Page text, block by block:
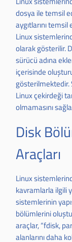
dosya ile temsil
aygıtlarını
Linux
olarak gösterilir.
sürücü adına
içerisinde
gösterilmektedir.
Linux çekirdeği
olmamasını
Disk
Araçları
Linux
kavramlarla ilgili
sistemlerinin
bölümlerini
araçlar, “fdisk,
alanlarını daha